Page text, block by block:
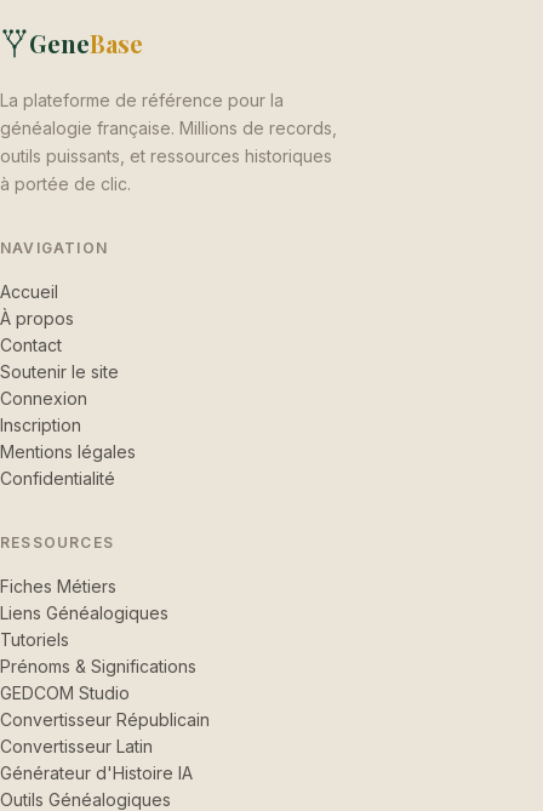
GeneBase
La plateforme de référence pour la
généalogie française. Millions de records,
outils puissants, et ressources historiques
à portée de clic.
NAVIGATION
Accueil
À propos
Contact
Soutenir le site
Connexion
Inscription
Mentions légales
Confidentialité
RESSOURCES
Fiches Métiers
Liens Généalogiques
Tutoriels
Prénoms & Significations
GEDCOM Studio
Convertisseur Républicain
Convertisseur Latin
Générateur d'Histoire IA
Outils Généalogiques